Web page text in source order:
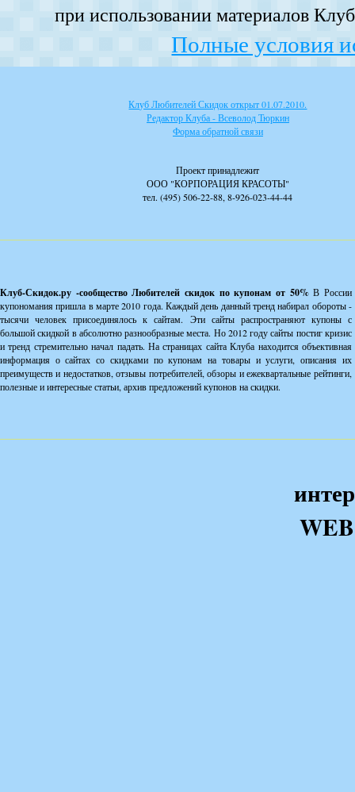
при использовании материалов
Полные условия
Клуб Любителей Скидок открыт 01.07.2010.
Редактор Клуба - Всеволод Тюркин
Форма обратной связи
Проект принадлежит
ООО "КОРПОРАЦИЯ КРАСОТЫ"
тел. (495) 506-22-88, 8-926-023-44-44
Клуб-Скидок.ру -сообщество Любителей скидок по купонам от 50%В России
купономания пришла в марте 2010 года. Каждый день данный тренд набирал обороты -
тысячи человек присоединялось к сайтам. Эти сайты распространяют купоны с
большой скидкой в абсолютно разнообразные места. Но 2012 году сайты постиг кризис
и тренд стремительно начал падать. На страницах сайта Клуба находится объективная
информация о сайтах со скидками по купонам на товары и услуги, описания их
преимуществ и недостатков, отзывы потребителей, обзоры и ежеквартальные рейтинги,
полезные и интересные статьи, архив предложений купонов на скидки.